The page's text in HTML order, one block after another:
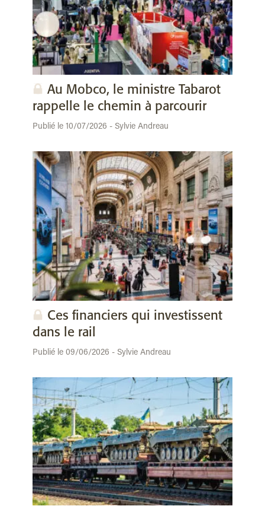
Au Mobco, le ministre Tabarot
rappelle le chemin à parcourir
Publié le 10/07/2026 - Sylvie Andreau
Ces financiers qui investissent
dans le rail
Publié le 09/06/2026 - Sylvie Andreau